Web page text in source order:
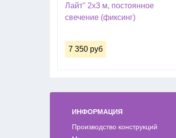
Лайт" 2х3 м, постоянное
свечение (фиксинг)
7 350 руб
ИНФОРМАЦИЯ
Производство конструкций